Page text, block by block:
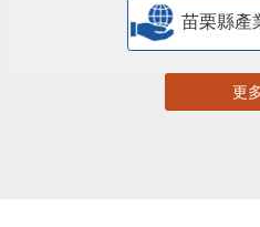
苗栗縣產
更